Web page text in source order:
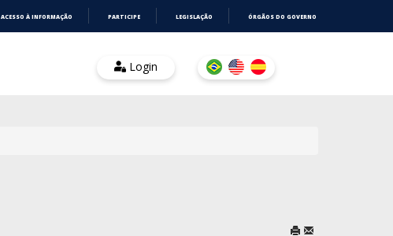
ACESSO À INFORMAÇÃO PARTICIPE LEGISLAÇÃO ÓRGÃOS DO GOVERNO
Login